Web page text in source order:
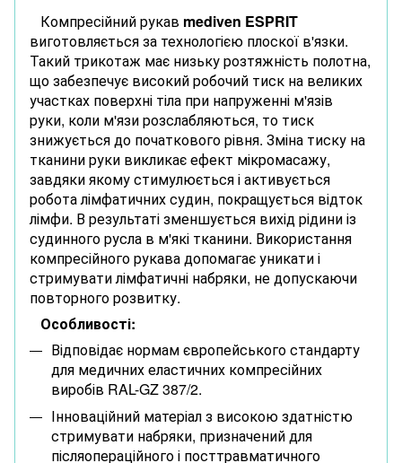
Компресійний рукав mediven ESPRIT
виготовляється за технологією плоскої в'язки.
Такий трикотаж має низьку розтяжність полотна,
що забезпечує високий робочий тиск на великих
участках поверхні тіла при напруженні м'язів
руки, коли м'язи розслабляються, то тиск
знижується до початкового рівня. Зміна тиску на
тканини руки викликає ефект мікромасажу,
завдяки якому стимулюється і активується
робота лімфатичних судин, покращується відток
лімфи. В результаті зменшується вихід рідини із
судинного русла в м'які тканини. Використання
компресійного рукава допомагає уникати і
стримувати лімфатичні набряки, не допускаючи
повторного розвитку.
Особливості:
Відповідає нормам європейського стандарту
для медичних еластичних компресійних
виробів RAL-GZ 387/2.
Інноваційний матеріал з високою здатністю
стримувати набряки, призначений для
післяопераційного і посттравматичного